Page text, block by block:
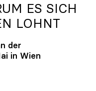
ES SICH
LOHNT
der
in Wien